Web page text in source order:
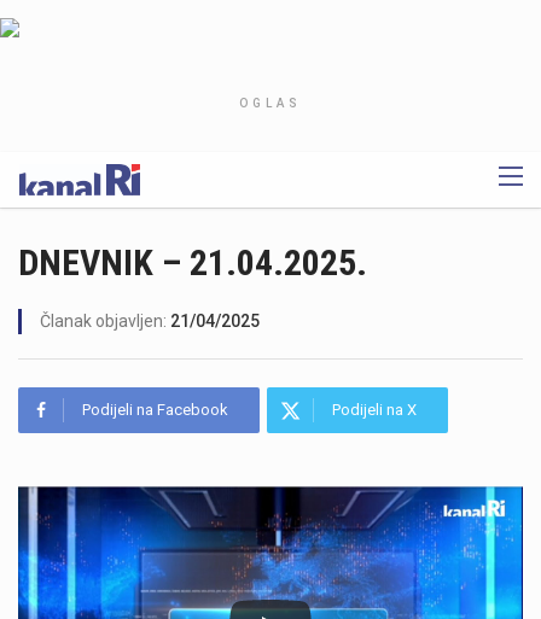
OGLAS
DNEVNIK – 21.04.2025.
Članak objavljen: 21/04/2025
Podijeli na Facebook Podijeli na X